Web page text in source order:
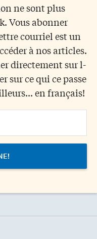
ne sont plus
Vous abonner
courriel est un
à nos articles.
directement sur l-
sur ce qui ce passe
en français!